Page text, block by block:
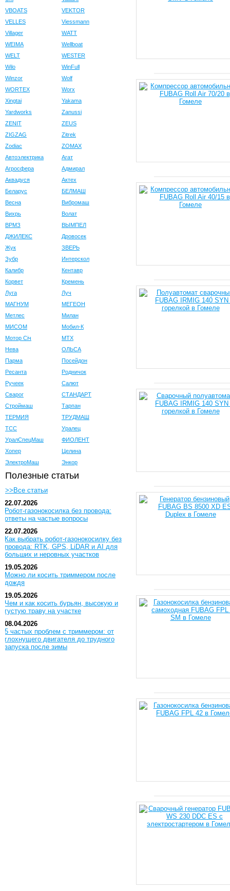
VBOATS
VEKTOR
VELLES
Viessmann
Villager
WATT
WEIMA
Wellboat
WELT
WESTER
Wilo
WinFull
Winzor
Wolf
WORTEX
Worx
Xingtai
Yakama
Yardworks
Zanussi
ZENIT
ZEUS
ZIGZAG
Zitrek
Zodiac
ZOMAX
Автоэлектрика
Агат
Агросфера
Адмирал
Аквадуся
Актех
Беларус
БЕЛМАШ
Весна
Вибромаш
Вихрь
Волат
ВРМЗ
ВЫМПЕЛ
ДЖИЛЕКС
Дровосек
Жук
ЗВЕРЬ
Зубр
Интерскол
Калибр
Кентавр
Корвет
Кремень
Луга
Луч
МАГНУМ
МЕГЕОН
Метлес
Милан
МИСОМ
Мобил-К
Мотор Сiч
МТХ
Нева
ОЛЬСА
Парма
Посейдон
Ресанта
Родничок
Ручеек
Салют
Сварог
СТАНДАРТ
Строймаш
Тарпан
ТЕРМИЯ
ТРУДМАШ
ТСС
Уралец
УралСпецМаш
ФИОЛЕНТ
Хопер
Целина
ЭлектроМаш
Энкор
Полезные статьи
>>Все статьи
22.07.2026
Робот-газонокосилка без провода:
ответы на частые вопросы
22.07.2026
Как выбрать робот-газонокосилку без
провода: RTK, GPS, LiDAR и AI для
больших и неровных участков
19.05.2026
Можно ли косить триммером после
дождя
19.05.2026
Чем и как косить бурьян, высокую и
густую траву на участке
08.04.2026
5 частых проблем с триммером: от
глохнущего двигателя до трудного
запуска после зимы